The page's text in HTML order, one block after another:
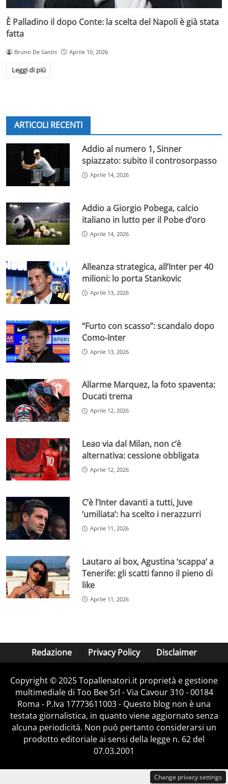
È Palladino il dopo Conte: la scelta del Napoli è già stata
fatta
Bruno De Santis Aprile 10, 2026
Leggi di più
ARTICOLI RECENTI
Addio al numero 1, Sinner
spiazzato: subito il controsorpasso
Aprile 14, 2026
Addio a Giorgio Pobega, calcio
italiano in lutto per il Pobe d’oro
Aprile 14, 2026
Alleanza strategica, all’Inter per 40
milioni: lo porta Stankovic
Aprile 13, 2026
“Furto con scasso”: scandalo dopo
Como-Inter
Aprile 13, 2026
Allarme Marquez, la foto spaventa:
Ducati trema
Aprile 12, 2026
Leao via dal Milan, non c’è
alternativa: cessione obbligata
Aprile 12, 2026
C’è l’Inter davanti a tutti, Juve
‘umiliata’: ha scelto i nerazzurri
Aprile 11, 2026
Lautaro ai box, Agustina ‘scappa’ a
Tenerife: gli scatti fanno il pieno di
like
Aprile 11, 2026
Redazione Privacy Policy Disclaimer
Copyright © 2025 Topallenatori.it proprietà e gestione
multimediale di Too Bee Srl - Via Cavour 310 - 00184
Roma - P.Iva 17773611003 - Questo blog non è una
testata giornalistica, in quanto viene aggiornato senza
alcuna periodicità. Non può pertanto considerarsi un
prodotto editoriale ai sensi della legge n. 62 del
07.03.2001
Change privacy settings